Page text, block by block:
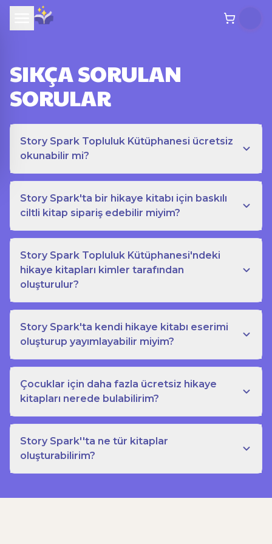
SIKÇA SORULAN
SORULAR
Story Spark Topluluk Kütüphanesi ücretsiz
okunabilir mi?
Story Spark'ta bir hikaye kitabı için baskılı
ciltli kitap sipariş edebilir miyim?
Story Spark Topluluk Kütüphanesi'ndeki
hikaye kitapları kimler tarafından
oluşturulur?
Story Spark'ta kendi hikaye kitabı eserimi
oluşturup yayımlayabilir miyim?
Çocuklar için daha fazla ücretsiz hikaye
kitapları nerede bulabilirim?
Story Spark''ta ne tür kitaplar
oluşturabilirim?